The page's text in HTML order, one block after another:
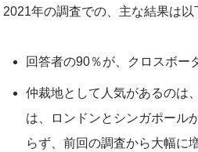
2021年の調査での、主な結果は以
回答者の90％が、クロスボー
仲裁地として人気があるのは
は、ロンドンとシンガポール
らず、前回の調査から大幅に